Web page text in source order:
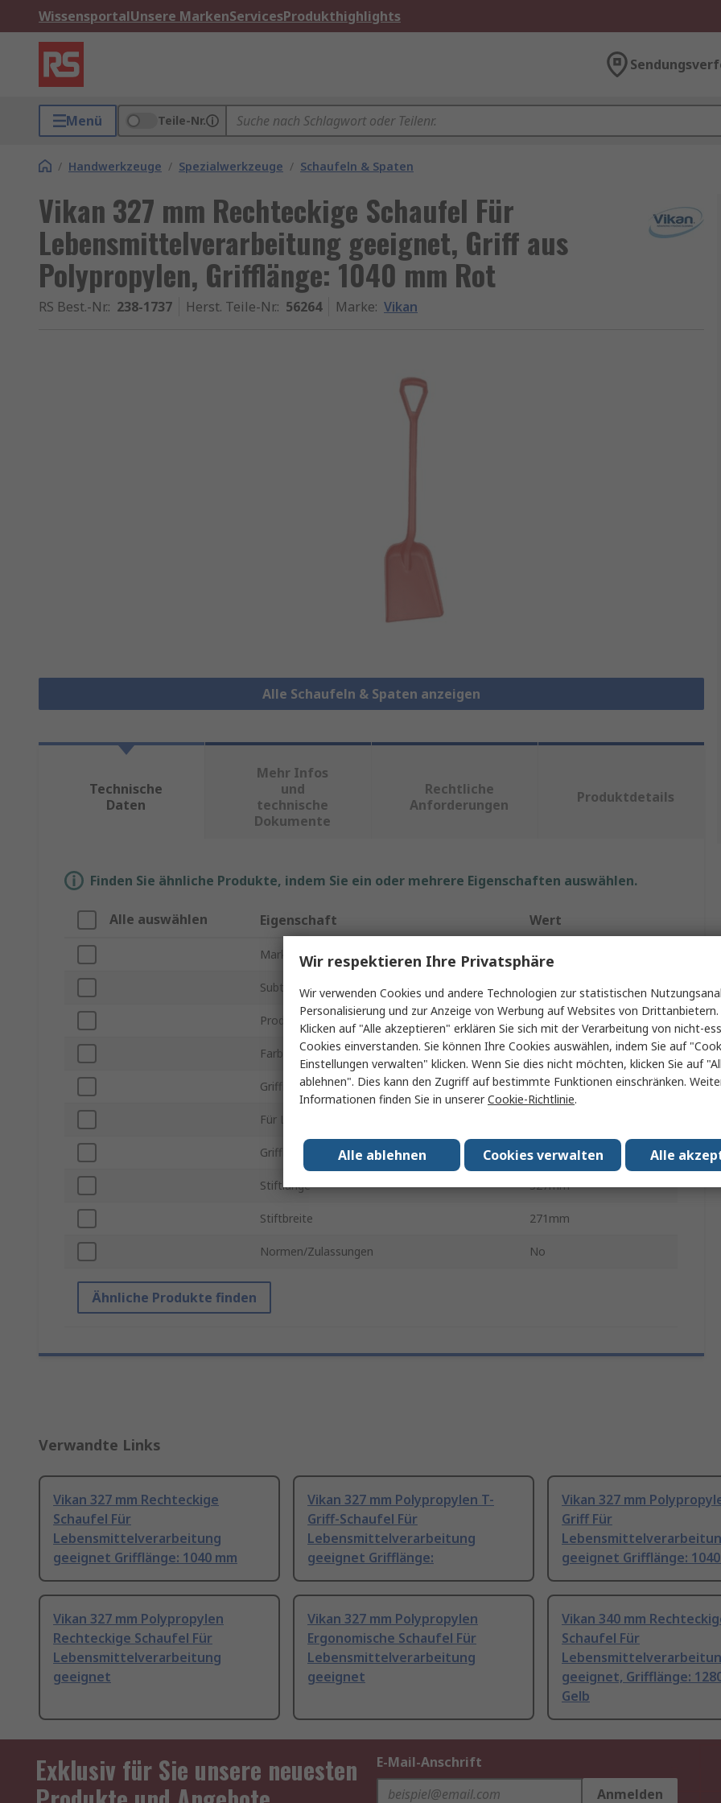
WissensportalUnsere MarkenServicesProdukthighlights
Menü Teile-Nr.
/ Handwerkzeuge / Spezialwerkzeuge / Schaufeln & Spaten
Vikan 327 mm Rechteckige Schaufel Für
Lebensmittelverarbeitung geeignet, Griff aus
Polypropylen, Grifflänge: 1040 mm Rot
RS Best.-Nr.: 238-1737 Herst. Teile-Nr.: 56264 Marke: Vikan
Alle Schaufeln & Spaten anzeigen
Technische
Daten
Mehr Infos
und
technische
Dokumente
Rechtliche
Anforderungen
Produktdetails
Finden Sie ähnliche Produkte, indem Sie ein oder mehrere Eigenschaften auswählen.
Alle auswählen Eigenschaft Wert
Marke Vikan
Subtyp Rechteckige Schaufel
Produkt Typ Schippe
Farbe Rot
Griffmaterial Polypropylen
Für Lebensmittelverarbeitung geeignet
Grifflänge 1040mm
Stiftlänge 327mm
Stiftbreite 271mm
Normen/Zulassungen No
Ähnliche Produkte finden
Verwandte Links
Vikan 327 mm Rechteckige
Schaufel Für
Lebensmittelverarbeitung
geeignet Grifflänge: 1040 mm
Vikan 327 mm Polypropylen T-
Griff-Schaufel Für
Lebensmittelverarbeitung
geeignet Grifflänge:
Vikan 327 mm
Griff Für
geeignet Grifflänge:
Vikan 327 mm Polypropylen
Rechteckige Schaufel Für
Lebensmittelverarbeitung
geeignet
Vikan 327 mm Polypropylen
Ergonomische Schaufel Für
Lebensmittelverarbeitung
geeignet
Vikan 340 mm
Schaufel Für
geeignet, Grifflänge:
Gelb
Exklusiv für Sie unsere neuesten
E-Mail-Anschrift
Anmelden
Wir respektieren Ihre Privatsphäre
Wir verwenden Cookies und andere Technologien zur statistischen
Personalisierung und zur Anzeige von Werbung auf Websites von
Klicken auf "Alle akzeptieren" erklären Sie sich mit der Verarbeitung von nicht-
Cookies einverstanden. Sie können Ihre Cookies auswählen, indem Sie auf
Einstellungen verwalten" klicken. Wenn Sie dies nicht möchten, klicken Sie auf
ablehnen". Dies kann den Zugriff auf bestimmte Funktionen einschränken.
Informationen finden Sie in unsererCookie-Richtlinie.
Alle
Cookies verwalten
Alle ablehnen